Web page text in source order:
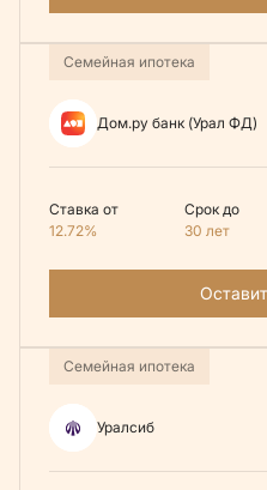
Семейная ипотека
Дом.ру банк (Урал ФД)
Ставка от
12.72%
Срок до
30 лет
Семейная ипотека
Уралсиб